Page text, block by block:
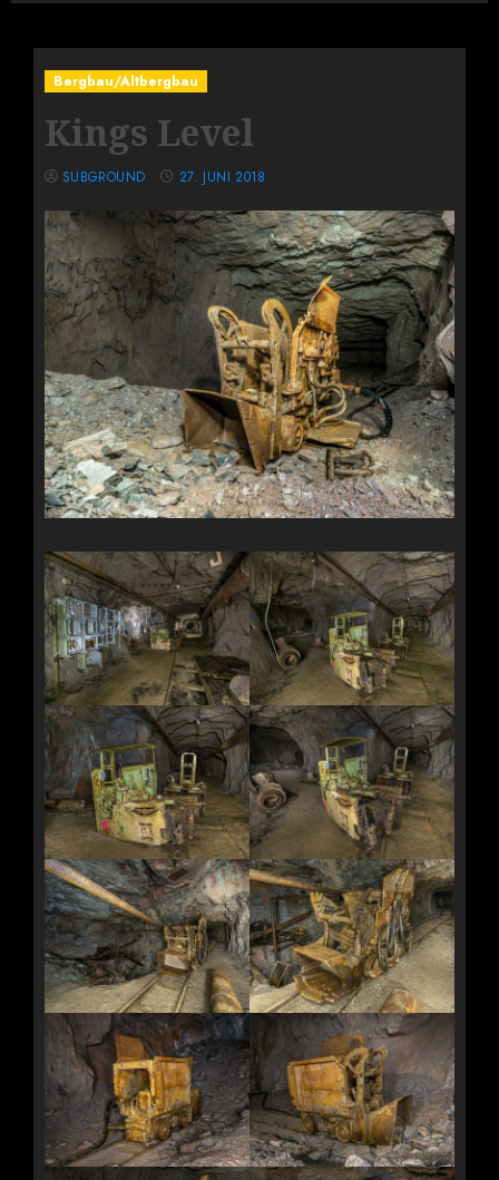
Bergbau/Altbergbau
Kings Level
SUBGROUND 27. JUNI 2018